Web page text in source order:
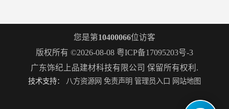
您是第10400066位访客
版权所有 ©2026-08-08 粤ICP备17095203号-3
广东饰纪上品建材科技有限公司 保留所有权利.
技术支持： 八方资源网 免责声明 管理员入口 网站地图